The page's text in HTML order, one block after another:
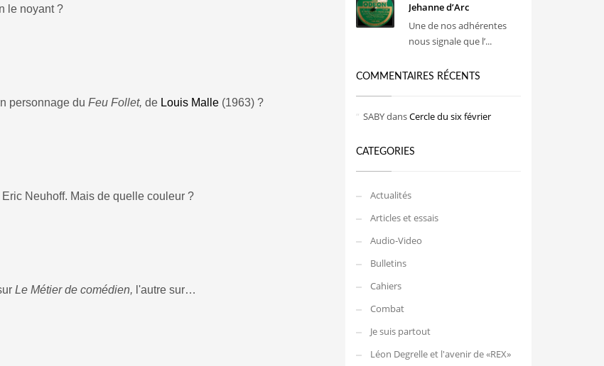
le noyant ?
personnage du Feu Follet, de Louis Malle (1963) ?
Neuhoff. Mais de quelle couleur ?
Le Métier de comédien, l'autre sur…
Jehanne d’Arc
Une de nos adhérentes
nous signale que l’...
COMMENTAIRES RÉCENTS
SABYdansCercle du six février
CATEGORIES
Actualités
Articles et essais
Audio-Video
Bulletins
Cahiers
Combat
Je suis partout
Léon Degrelle et l'avenir de «REX»